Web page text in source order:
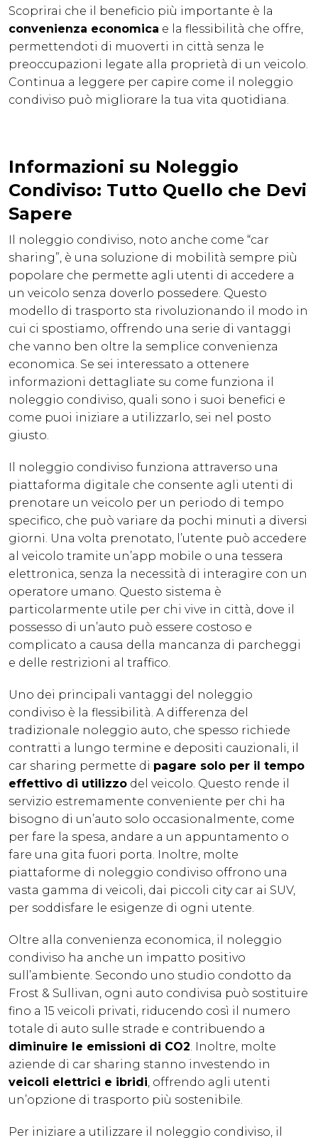
Scoprirai che il beneficio più importante è la
convenienza economica e la flessibilità che offre,
permettendoti di muoverti in città senza le
preoccupazioni legate alla proprietà di un veicolo.
Continua a leggere per capire come il noleggio
condiviso può migliorare la tua vita quotidiana.
Informazioni su Noleggio
Condiviso: Tutto Quello che Devi
Sapere
Il noleggio condiviso, noto anche come “car
sharing”, è una soluzione di mobilità sempre più
popolare che permette agli utenti di accedere a
un veicolo senza doverlo possedere. Questo
modello di trasporto sta rivoluzionando il modo in
cui ci spostiamo, offrendo una serie di vantaggi
che vanno ben oltre la semplice convenienza
economica. Se sei interessato a ottenere
informazioni dettagliate su come funziona il
noleggio condiviso, quali sono i suoi benefici e
come puoi iniziare a utilizzarlo, sei nel posto
giusto.
Il noleggio condiviso funziona attraverso una
piattaforma digitale che consente agli utenti di
prenotare un veicolo per un periodo di tempo
specifico, che può variare da pochi minuti a diversi
giorni. Una volta prenotato, l’utente può accedere
al veicolo tramite un’app mobile o una tessera
elettronica, senza la necessità di interagire con un
operatore umano. Questo sistema è
particolarmente utile per chi vive in città, dove il
possesso di un’auto può essere costoso e
complicato a causa della mancanza di parcheggi
e delle restrizioni al traffico.
Uno dei principali vantaggi del noleggio
condiviso è la flessibilità. A differenza del
tradizionale noleggio auto, che spesso richiede
contratti a lungo termine e depositi cauzionali, il
car sharing permette di pagare solo per il tempo
effettivo di utilizzo del veicolo. Questo rende il
servizio estremamente conveniente per chi ha
bisogno di un’auto solo occasionalmente, come
per fare la spesa, andare a un appuntamento o
fare una gita fuori porta. Inoltre, molte
piattaforme di noleggio condiviso offrono una
vasta gamma di veicoli, dai piccoli city car ai SUV,
per soddisfare le esigenze di ogni utente.
Oltre alla convenienza economica, il noleggio
condiviso ha anche un impatto positivo
sull’ambiente. Secondo uno studio condotto da
Frost & Sullivan, ogni auto condivisa può sostituire
fino a 15 veicoli privati, riducendo così il numero
totale di auto sulle strade e contribuendo a
diminuire le emissioni di CO2. Inoltre, molte
aziende di car sharing stanno investendo in
veicoli elettrici e ibridi, offrendo agli utenti
un’opzione di trasporto più sostenibile.
Per iniziare a utilizzare il noleggio condiviso, il